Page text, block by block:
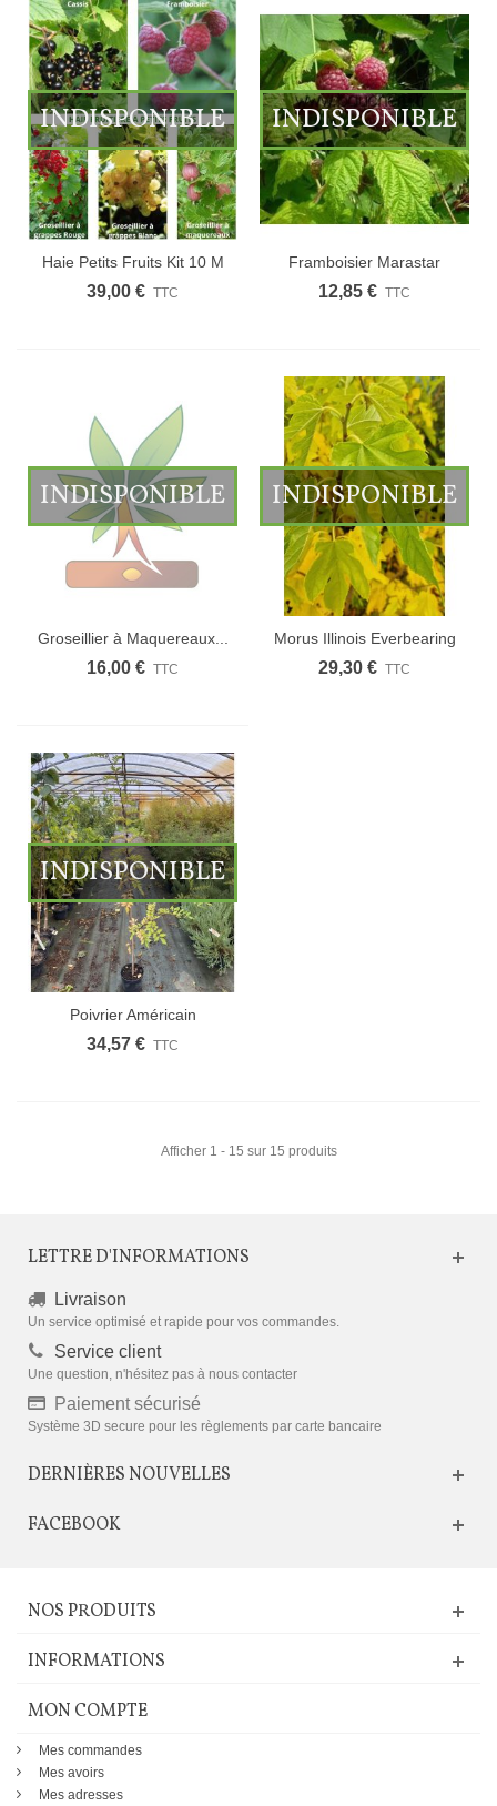
INDISPONIBLE
Haie Petits Fruits Kit 10 M
39,00 € TTC
INDISPONIBLE
Framboisier Marastar
12,85 € TTC
INDISPONIBLE
Groseillier à Maquereaux...
16,00 € TTC
INDISPONIBLE
Morus Illinois Everbearing
/...
29,30 € TTC
INDISPONIBLE
Poivrier Américain
34,57 € TTC
Afficher 1 - 15 sur 15 produits
LETTRE D'INFORMATIONS
Livraison
Un service optimisé et rapide pour vos commandes.
Service client
Une question, n'hésitez pas à nous contacter
Paiement sécurisé
Système 3D secure pour les règlements par carte bancaire
DERNIÈRES NOUVELLES
FACEBOOK
NOS PRODUITS
INFORMATIONS
MON COMPTE
Mes commandes
Mes avoirs
Mes adresses